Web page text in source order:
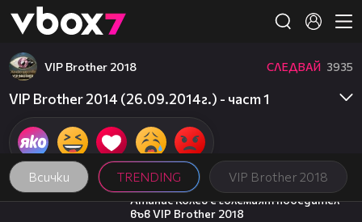
👾
Всички TRENDING VIP Brother 2018
VIP Brother 2018 СЛЕДВАЙ 3935
VIP Brother 2014 (26.09.2014г.) - част 1
06:03
Атанас Колев е големият победител
във VIP Brother 2018